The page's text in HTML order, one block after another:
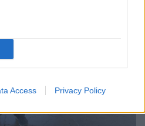
Access Privacy Policy